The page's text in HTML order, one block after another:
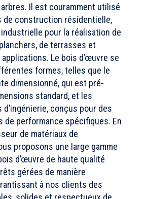
Il est couramment utilisé
de construction résidentielle,
pour la réalisation de
de terrasses et
Le bois d’œuvre se
formes, telles que le
dimensionné, qui est pré-
standard, et les
conçus pour des
de performance spécifiques. En
de matériaux de
proposons une large gamme
d’œuvre de haute qualité
gérées de manière
à nos clients des